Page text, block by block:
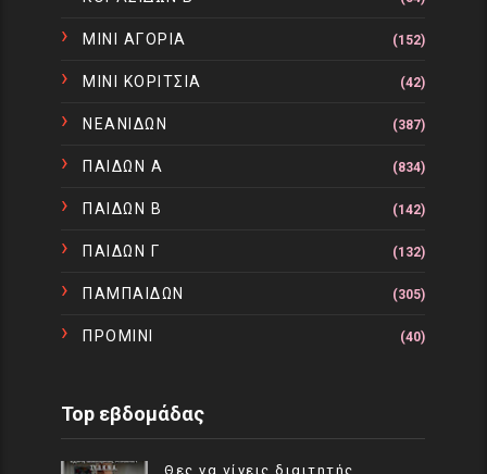
ΜΙΝΙ ΑΓΟΡΙΑ (152)
ΜΙΝΙ ΚΟΡΙΤΣΙΑ (42)
ΝΕΑΝΙΔΩΝ (387)
ΠΑΙΔΩΝ Α (834)
ΠΑΙΔΩΝ Β (142)
ΠΑΙΔΩΝ Γ (132)
ΠΑΜΠΑΙΔΩΝ (305)
ΠΡΟΜΙΝΙ (40)
Top εβδομάδας
Θες να γίνεις διαιτητής